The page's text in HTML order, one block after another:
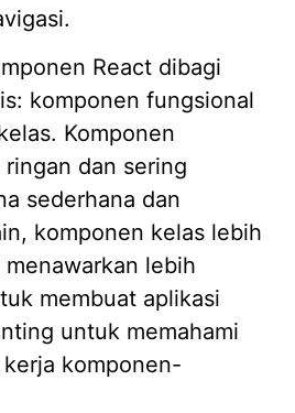
React dibagi
komponen fungsional
Komponen
dan sering
sederhana dan
komponen kelas lebih
lebih
membuat aplikasi
untuk memahami
komponen-